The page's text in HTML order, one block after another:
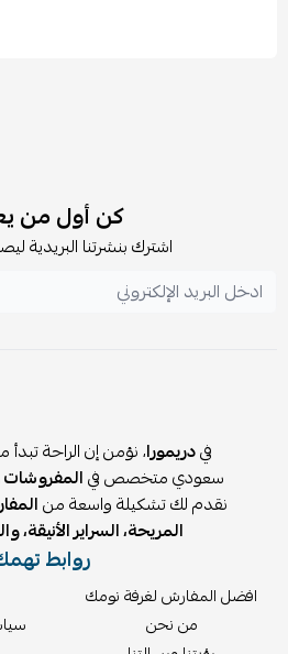
كن أول من
اشترك بنشرتنا البريدية
فيدريمورا، نؤمن إن الراحة
سعودي متخصص في
نقدم لك تشكيلة واسعة من
المريحة، السراير الأنيقة،
روابط
افضل المفارش لغرفة نومك
من نحن